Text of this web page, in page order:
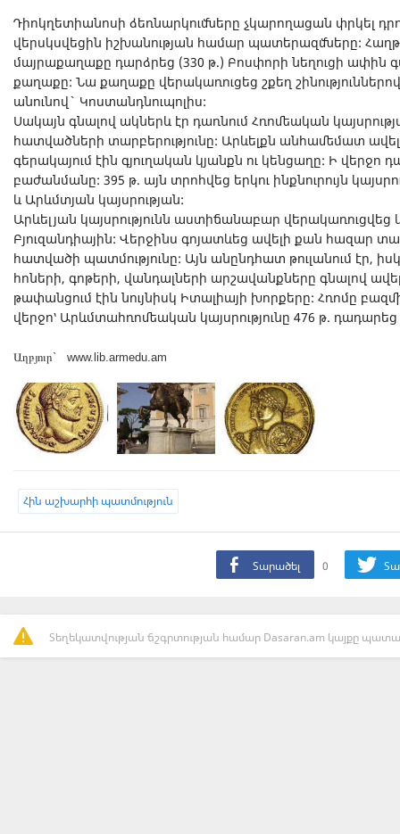
Դիոկղետիանոսի ձեռնարկումները չկարողացան փրկել
վերսկսվեցին իշխանության համար պատերազմները:
մայրաքաղաքը դարձրեց (330 թ.) Բոսփորի նեղուցի ափին
քաղաքը: Նա քաղաքը վերակառուցեց շքեղ
անունով` Կոստանդնուպոլիս:
Սակայն գնալով ակներև էր դառնում Հռոմեական
հատվածների տարբերությունը: Արևելքն անհամեմատ
գերակայում էին գյուղական կյանքն ու կենցաղը: Ի վերջո
բաժանմանը: 395 թ. այն տրոհվեց երկու ինքնուրույն
և Արևմտյան կայսրության:
Արևելյան կայսրությունն աստիճանաբար վերակառուցվեց
Բյուզանդիային: Վերջինս գոյատևեց ավելի քան հազար
հատվածի պատմությունը: Այն անընդհատ թուլանում էր,
հոների, գոթերի, վանդալների արշավանքները գնալով
թափանցում էին նույնիսկ Իտալիայի խորքերը: Հռոմը
վերջո՝ Արևմտահռոմեական կայսրությունը 476 թ. դադարեց
Աղբյուր` www.lib.armedu.am
Հին աշխարհի պատմություն
Տարածել 0
Տեղեկատվության ճշգրտության համար Dasaran.am կայքը